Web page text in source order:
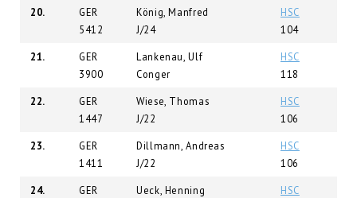
20.
GER
5412
König, Manfred
J/24
HSC
104
21.
GER
3900
Lankenau, Ulf
Conger
HSC
118
22.
GER
1447
Wiese, Thomas
J/22
HSC
106
23.
GER
1411
Dillmann, Andreas
J/22
HSC
106
24.
GER
Ueck, Henning
HSC